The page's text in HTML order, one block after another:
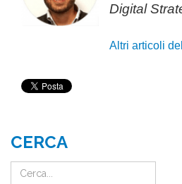
Digital
Altri articoli
CERCA